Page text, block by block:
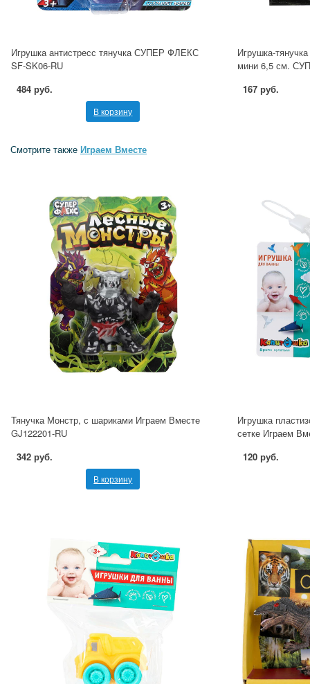
Игрушка антистресс тянучка СУПЕР ФЛЕКС
SF-SK06-RU
484 руб.
В корзину
Игрушка-
мини 6,5 см.
167 руб.
Смотрите также Играем Вместе
Тянучка Монстр, с шариками Играем Вместе
GJ122201-RU
342 руб.
В корзину
Игрушка
сетке Играем
120 руб.